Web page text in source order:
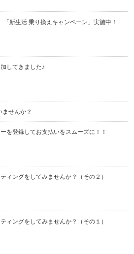
新生活 乗り換えキャンペーン」実施中！
してきました♪
せんか？
を登録してお支払いをスムーズに！！
ィングをしてみませんか？（その２）
ィングをしてみませんか？（その１）